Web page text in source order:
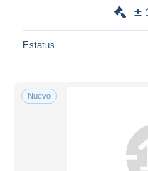
±
Estatus
Nuevo